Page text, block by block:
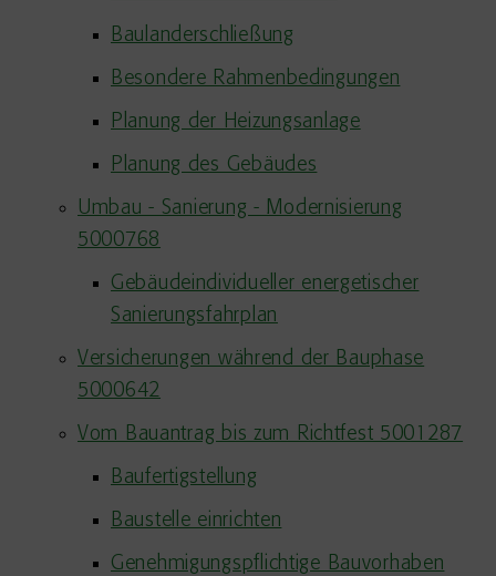
Baulanderschließung
Besondere Rahmenbedingungen
Planung der Heizungsanlage
Planung des Gebäudes
Umbau - Sanierung - Modernisierung
5000768
Gebäudeindividueller energetischer
Sanierungsfahrplan
Versicherungen während der Bauphase
5000642
Vom Bauantrag bis zum Richtfest 5001287
Baufertigstellung
Baustelle einrichten
Genehmigungspflichtige Bauvorhaben